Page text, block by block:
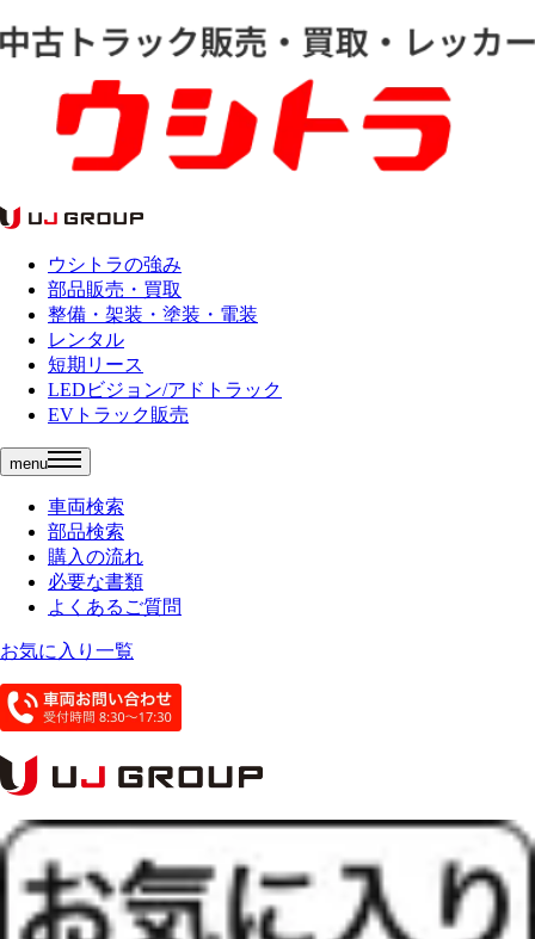
ウシトラの強み
部品販売・買取
整備・架装・塗装・電装
レンタル
短期リース
LEDビジョン/アドトラック
EVトラック販売
menu
車両検索
部品検索
購入の流れ
必要な書類
よくあるご質問
お気に入り一覧